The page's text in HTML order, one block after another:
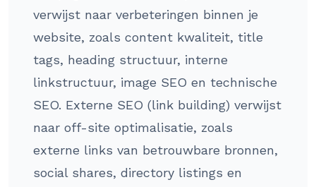
verwijst naar verbeteringen binnen je
website, zoals content kwaliteit, title
tags, heading structuur, interne
linkstructuur, image SEO en technische
SEO. Externe SEO (link building) verwijst
naar off-site optimalisatie, zoals
externe links van betrouwbare bronnen,
social shares, directory listings en